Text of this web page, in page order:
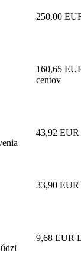
250,00
160,65
centov
43,92 EUR
33,90 EUR
9,68 EUR